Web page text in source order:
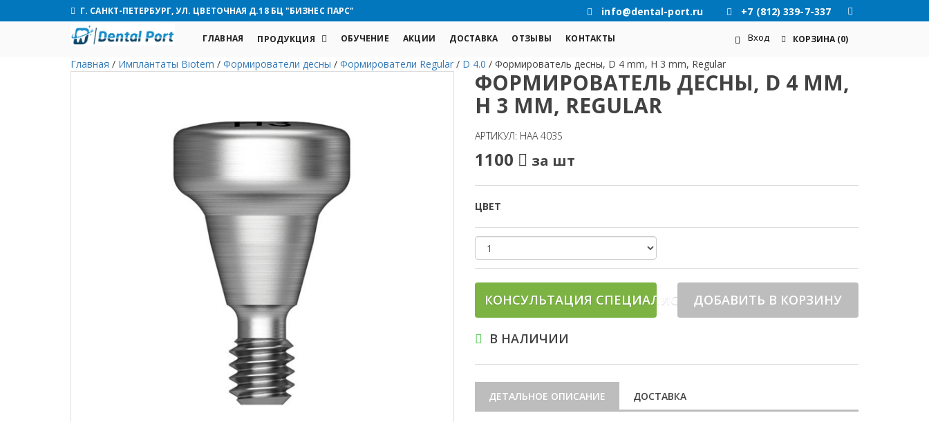
Г. САНКТ-ПЕТЕРБУРГ, УЛ. ЦВЕТОЧНАЯ Д.18 БЦ "БИЗНЕС ПАРС" info@dental-port.ru +7 (812) 339-7-337
ГЛАВНАЯ ПРОДУКЦИЯ ОБУЧЕНИЕ АКЦИИ ДОСТАВКА ОТЗЫВЫ КОНТАКТЫ Вход КОРЗИНА (0)
Главная / Имплантаты Biotem / Формирователи десны / Формирователи Regular / D 4.0 / Формирователь десны, D 4 mm, H 3 mm, Regular
ФОРМИРОВАТЕЛЬ ДЕСНЫ, D 4 MM,
H 3 MM, REGULAR
АРТИКУЛ: HAA 403S
1100 за шт
ЦВЕТ
КОНСУЛЬТАЦИЯ СПЕЦИАЛИСТАДОБАВИТЬ В КОРЗИНУ
В НАЛИЧИИ
ДЕТАЛЬНОЕ ОПИСАНИЕ ДОСТАВКА